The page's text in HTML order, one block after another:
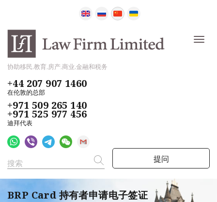
协助移民,教育,房产,商业,金融和税务
+44 207 907 1460
在伦敦的总部
+971 509 265 140
+971 525 977 456
迪拜代表
提问
BRP Card 持有者申请电子签证